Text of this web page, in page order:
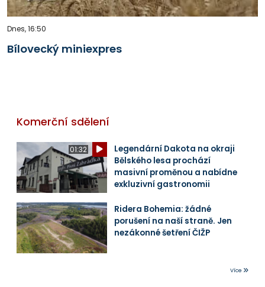
Dnes, 16:50
Bílovecký miniexpres
Komerční sdělení
01:32
Legendární Dakota na okraji
Bělského lesa prochází
masivní proměnou a nabídne
exkluzivní gastronomii
Ridera Bohemia: žádné
porušení na naší straně. Jen
nezákonné šetření ČIŽP
Více